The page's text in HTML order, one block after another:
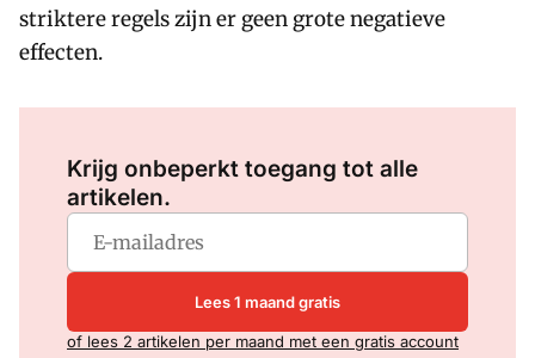
striktere regels zijn er geen grote negatieve
effecten.
Krijg onbeperkt toegang tot alle
artikelen.
Lees 1 maand gratis
of lees 2 artikelen per maand met een gratis account